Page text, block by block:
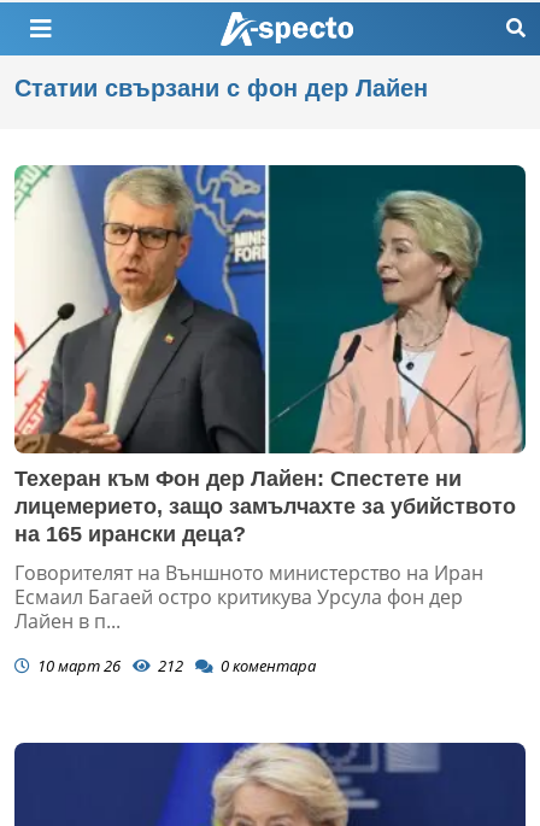
Статии свързани с фон дер Лайен
Техеран към Фон дер Лайен: Спестете ни
лицемерието, защо замълчахте за убийството
на 165 ирански деца?
Говорителят на Външното министерство на Иран
Есмаил Багаей остро критикува Урсула фон дер
Лайен в п...
10 март 26 212 0коментара